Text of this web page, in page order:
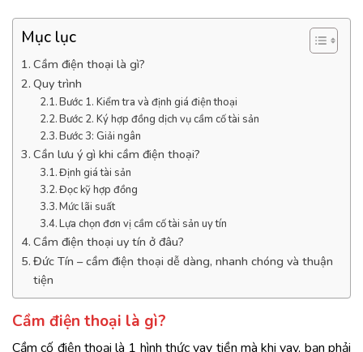
Mục lục
Cầm điện thoại là gì?
Quy trình
Bước 1. Kiểm tra và định giá điện thoại
Bước 2. Ký hợp đồng dịch vụ cầm cố tài sản
Bước 3: Giải ngân
Cần lưu ý gì khi cầm điện thoại?
Định giá tài sản
Đọc kỹ hợp đồng
Mức lãi suất
Lựa chọn đơn vị cầm cố tài sản uy tín
Cầm điện thoại uy tín ở đâu?
Đức Tín – cầm điện thoại dễ dàng, nhanh chóng và thuận
tiện
Cầm điện thoại là gì?
Cầm cố điện thoại là 1 hình thức vay tiền mà khi vay, bạn phải